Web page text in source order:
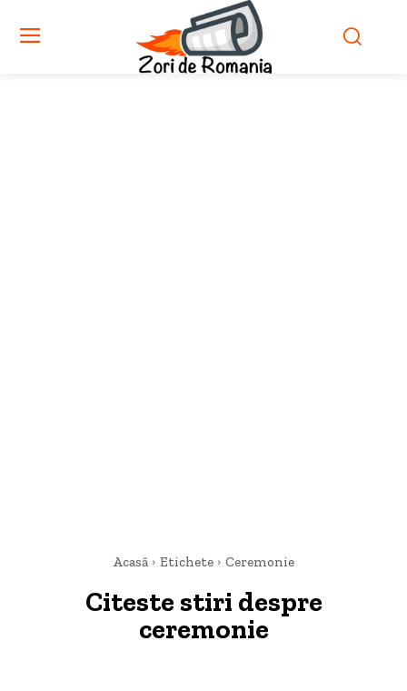
Acasă Etichete Ceremonie
Citeste stiri despre
ceremonie